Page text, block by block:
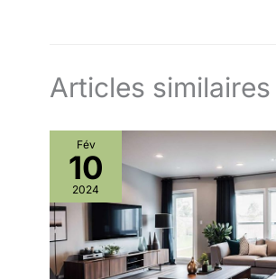
Articles similaires
Fév
10
2024